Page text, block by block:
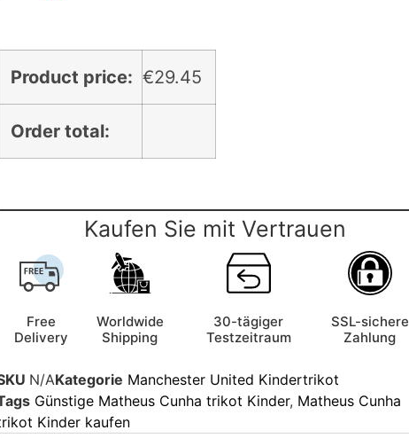
Product price: €29.45
Order total:
Kaufen Sie mit Vertrauen
Free
Delivery
Worldwide
Shipping
30-tägiger
Testzeitraum
SSL-sichere
Zahlung
N/AKategorie Manchester United Kindertrikot
Günstige Matheus Cunha trikot Kinder, Matheus Cunha
Kinder kaufen